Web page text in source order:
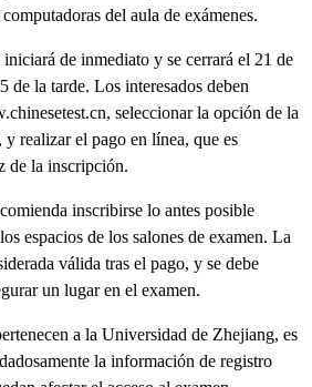
del aula de exámenes.
de inmediato y se cerrará el 21 de
de la tarde. Los interesados deben
seleccionar la opción de la
realizar el pago en línea, que es
de la inscripción.
inscribirse lo antes posible
espacios de los salones de examen. La
válida tras el pago, y se debe
un lugar en el examen.
a la Universidad de Zhejiang, es
la información de registro